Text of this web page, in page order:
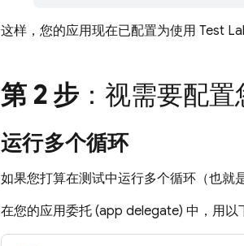
这样，您的应用现在已配置为使用 Test
第 2 步 ：视需要配
运行多个循环
如果您打算在测试中运行多个循环（也就
在您的应用委托 (app delegate) 中，用以